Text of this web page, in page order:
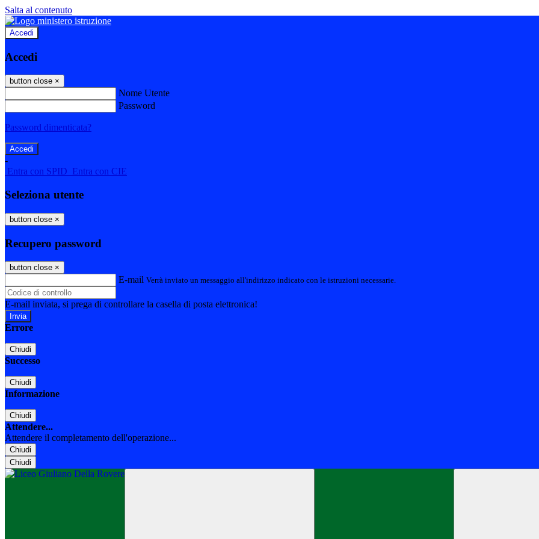
Salta al contenuto
Accedi
Accedi
button close ×
Nome Utente
Password
Password dimenticata?
-
Entra con SPID Entra con CIE
Seleziona utente
button close ×
Recupero password
button close ×
E-mail Verrà inviato un messaggio all'indirizzo indicato con le istruzioni necessarie.
E-mail inviata, si prega di controllare la casella di posta elettronica!
Errore
Chiudi
Successo
Chiudi
Informazione
Chiudi
Attendere...
Attendere il completamento dell'operazione...
Chiudi
Chiudi